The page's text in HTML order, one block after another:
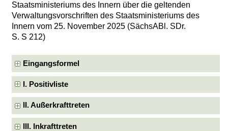
Staatsministeriums des Innern über die geltenden
Verwaltungsvorschriften des Staatsministeriums des
Innern vom 25. November 2025 (SächsABl. SDr.
S. S 212)
Eingangsformel
I. Positivliste
II. Außerkrafttreten
III. Inkrafttreten